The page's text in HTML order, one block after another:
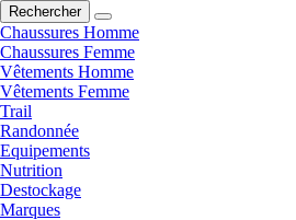
Rechercher
Chaussures Homme
Chaussures Femme
Vêtements Homme
Vêtements Femme
Trail
Randonnée
Equipements
Nutrition
Destockage
Marques